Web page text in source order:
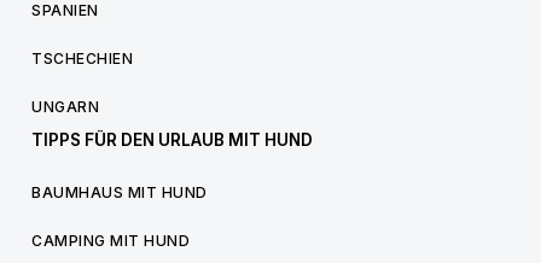
SPANIEN
TSCHECHIEN
UNGARN
TIPPS FÜR DEN URLAUB MIT HUND
BAUMHAUS MIT HUND
CAMPING MIT HUND